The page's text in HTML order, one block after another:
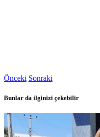
Önceki Sonraki
Bunlar da ilginizi çekebilir